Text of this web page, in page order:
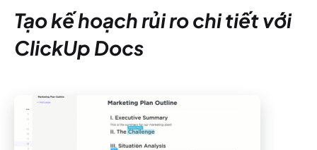
Tạo kế hoạch rủi ro chi tiết với
ClickUp Docs